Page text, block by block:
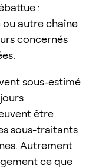
:
autre chaîne
concernés
sous-estimé
être
sous-traitants
Autrement
ce que